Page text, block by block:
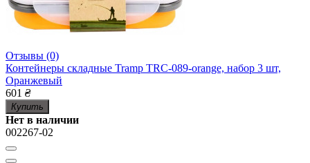
Отзывы (0)
Контейнеры складные Tramp TRC-089-orange, набор 3 шт,
Оранжевый
601 ₴
Купить
Нет в наличии
002267-02